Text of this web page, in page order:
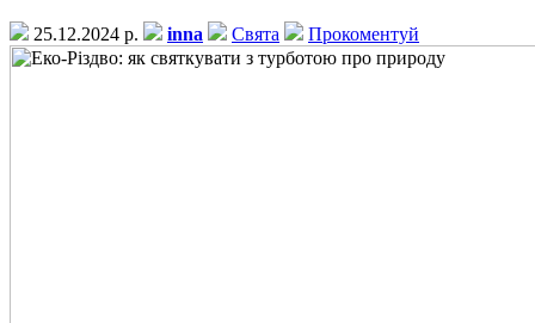
25.12.2024 р. inna Свята Прокоментуй